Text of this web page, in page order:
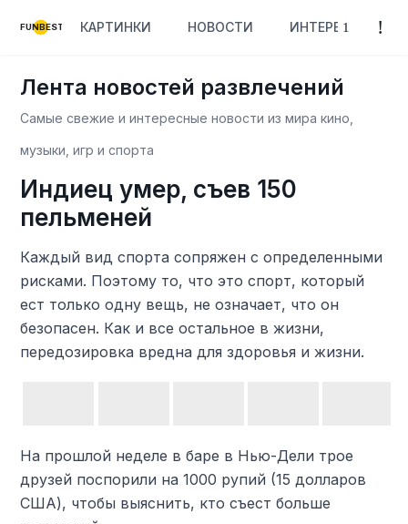
FUNBEST КАРТИНКИ НОВОСТИ ИНТЕРЕСНОЕ
Лента новостей развлечений
Самые свежие и интересные новости из мира кино,
музыки, игр и спорта
Индиец умер, съев 150
пельменей
Каждый вид спорта сопряжен с определенными
рисками. Поэтому то, что это спорт, который
ест только одну вещь, не означает, что он
безопасен. Как и все остальное в жизни,
передозировка вредна для здоровья и жизни.
На прошлой неделе в баре в Нью-Дели трое
друзей поспорили на 1000 рупий (15 долларов
США), чтобы выяснить, кто съест больше